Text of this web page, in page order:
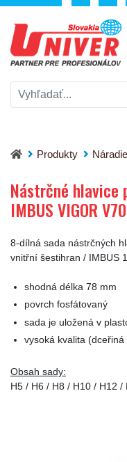
Produkty Náradie
Nástrčné hlavice pre
Nástrčné hlavice
IMBUS VIGOR
8-dílná sada nástrčných
vnitřní šestihran / IMBUS
shodná délka 78 mm
povrch fosfátovaný
sada je uložená v
vysoká kvalita
Obsah sady:
H5 / H6 / H8 / H10 / H12 /